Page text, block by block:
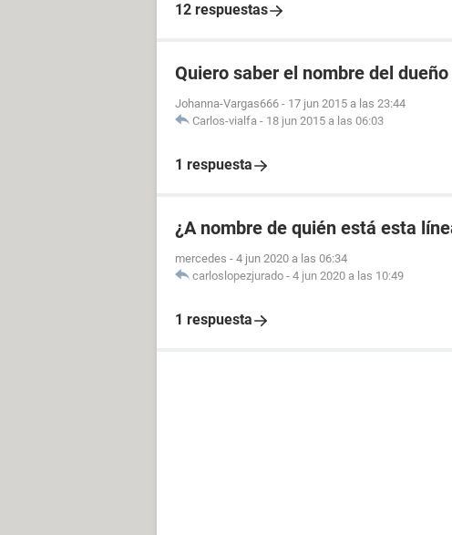
12 respuestas
Quiero saber el nombre del
Johanna-Vargas666 - 17 jun 2015 a las 23:44
Carlos-vialfa - 18 jun 2015 a las 06:03
1 respuesta
¿A nombre de quién está esta
mercedes - 4 jun 2020 a las 06:34
carloslopezjurado - 4 jun 2020 a las 10:49
1 respuesta